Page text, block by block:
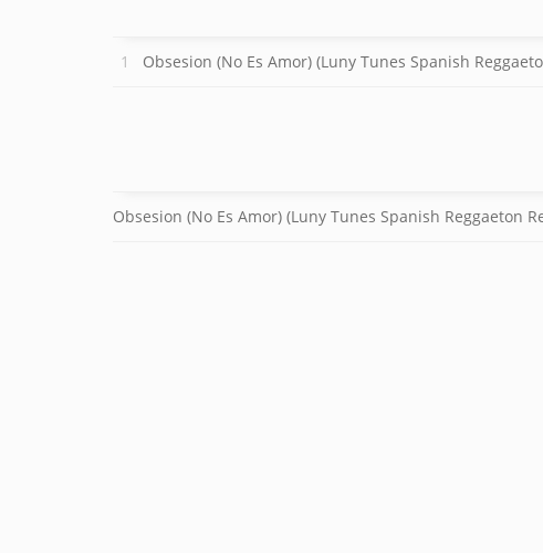
Obsesion (No Es Amor) (Luny Tunes Spanish
Obsesion (No Es Amor) (Luny Tunes Spanish Reggaeton